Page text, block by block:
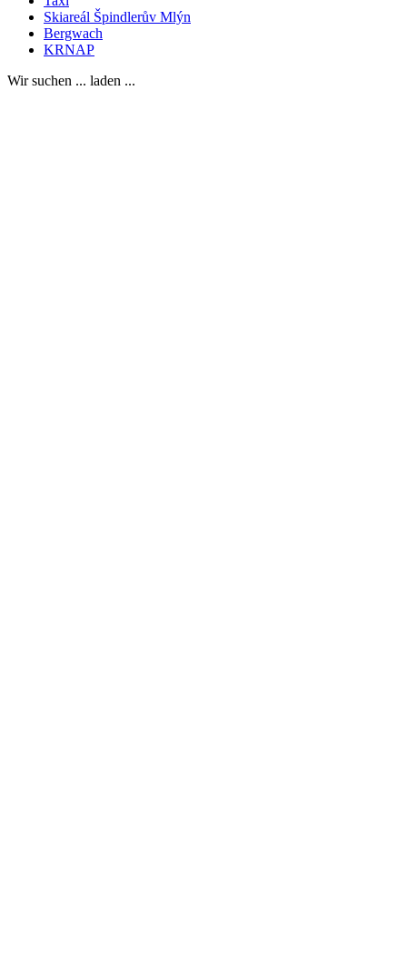
Skiareál Špindlerův Mlýn
Bergwach
KRNAP
Wir suchen ... laden ...